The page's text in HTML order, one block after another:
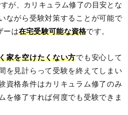
が、カリキュラム修了の目安とな
ながら受験対策することが可能で
ーは在宅受験可能な資格です。
家を空けたくない方でも安心して
を見計らって受験を終えてしまい
資格条件はカリキュラム修了のみ
を修了すれば何度でも受験できま